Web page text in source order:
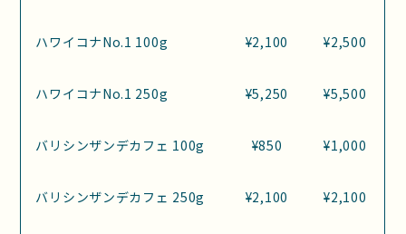
ハワイコナNo.1 100g ¥2,100 ¥2,500
ハワイコナNo.1 250g ¥5,250 ¥5,500
バリシンザンデカフェ 100g ¥850 ¥1,000
バリシンザンデカフェ 250g ¥2,100 ¥2,100